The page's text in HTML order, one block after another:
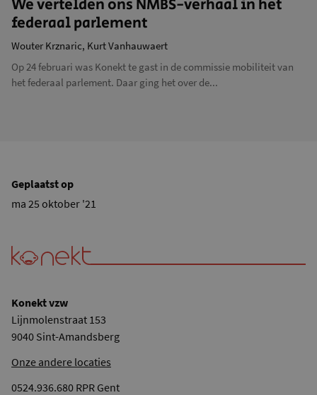
We vertelden ons NMBS-verhaal in het
federaal parlement
Wouter Krznaric, Kurt Vanhauwaert
Op 24 februari was Konekt te gast in de commissie mobiliteit van
het federaal parlement. Daar ging het over de...
Geplaatst op
ma 25 oktober '21
Konekt vzw
Lijnmolenstraat 153
9040 Sint-Amandsberg
Onze andere locaties
0524.936.680 RPR Gent